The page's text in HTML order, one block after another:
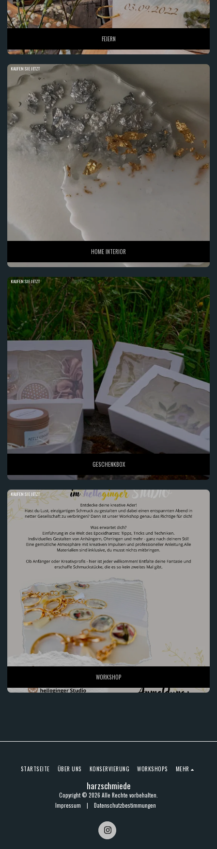
FEIERN
KAUFEN SIE JETZT
HOME INTERIOR
KAUFEN SIE JETZT
GESCHENKBOX
KAUFEN SIE JETZT
WORKSHOP
harzschmiede
Copyright © 2026 Alle Rechte vorbehalten.
Impressum | Datenschutzbestimmungen
STARTSEITE ÜBER UNS KONSERVIERUNG WORKSHOPS MEHR